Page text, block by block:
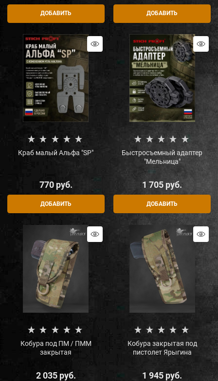
ДОБАВИТЬ ДОБАВИТЬ
Краб малый Альфа "SP"
770 руб.
ДОБАВИТЬ
Быстросъемный адаптер
"Мельница"
1 705 руб.
ДОБАВИТЬ
Кобура под ПМ / ПММ
закрытая
2 035 руб.
Кобура закрытая под
пистолет Ярыгина
1 945 руб.